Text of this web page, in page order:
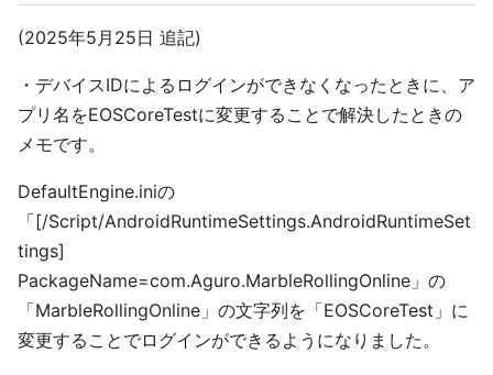
(2025年5月25日 追記)
・デバイスIDによるログインができなくなったときに、ア
プリ名をEOSCoreTestに変更することで解決したときの
メモです。
DefaultEngine.iniの
「[/Script/AndroidRuntimeSettings.AndroidRuntimeSet
tings]
PackageName=com.Aguro.MarbleRollingOnline」の
「MarbleRollingOnline」の文字列を「EOSCoreTest」に
変更することでログインができるようになりました。